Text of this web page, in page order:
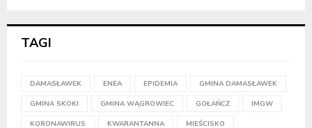
TAGI
DAMASŁAWEK ENEA EPIDEMIA GMINA DAMASŁAWEK
GMINA SKOKI GMINA WĄGROWIEC GOŁAŃCZ IMGW
KORONAWIRUS KWARANTANNA MIEŚCISKO